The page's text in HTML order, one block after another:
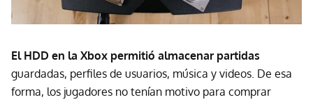
El HDD en la Xbox permitió almacenar partidas
guardadas, perfiles de usuarios, música y videos. De esa
forma, los jugadores no tenían motivo para comprar